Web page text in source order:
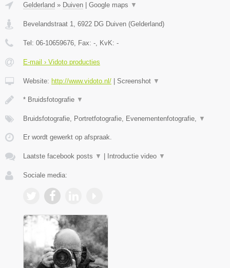
Gelderland » Duiven Google maps ▼
Bevelandstraat 1 6922 DG Duiven (Gelderland)
Tel: 06-10659676 , Fax: - , KvK: -
E-mail › Vidoto producties
Website: http://www.vidoto.nl/ Screenshot ▼
* Bruidsfotografie ▼
Bruidsfotografie, Portretfotografie, Evenementenfotografie, ▼
Er wordt gewerkt op afspraak.
Laatste facebook posts ▼ Introductie video ▼
Sociale media: